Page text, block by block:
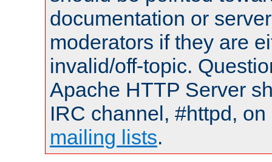
documentation or
moderators if they are
invalid/off-topic.
Apache HTTP Server
IRC channel, #httpd,
mailing lists.